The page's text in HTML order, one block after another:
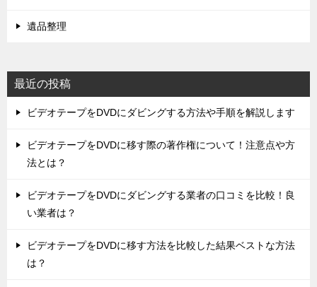
遺品整理
最近の投稿
ビデオテープをDVDにダビングする方法や手順を解説します
ビデオテープをDVDに移す際の著作権について！注意点や方
法とは？
ビデオテープをDVDにダビングする業者の口コミを比較！良
い業者は？
ビデオテープをDVDに移す方法を比較した結果ベストな方法
は？